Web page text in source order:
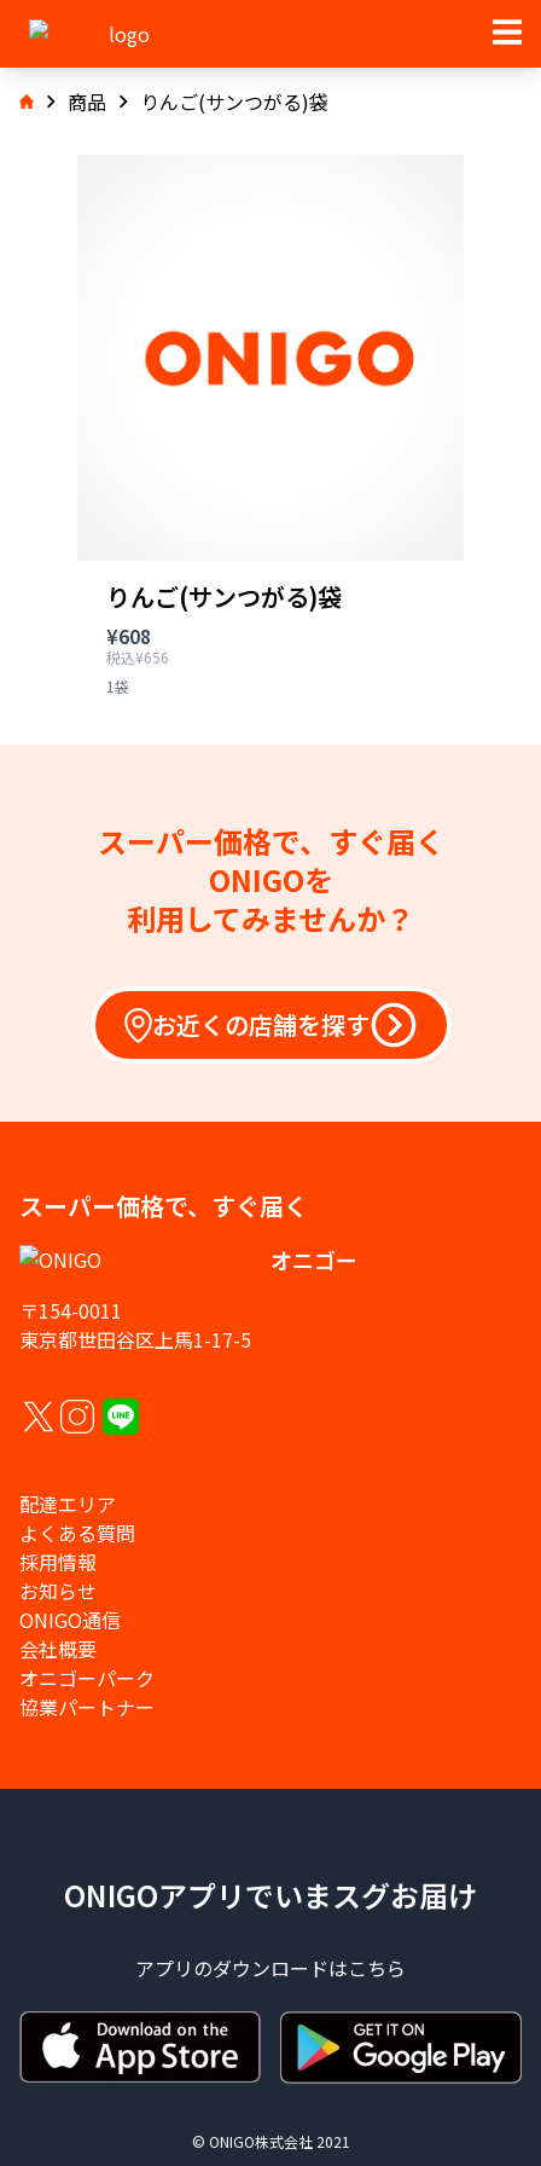
商品 りんご(サンつがる)袋
りんご(サンつがる)袋
¥608
税込¥656
1袋
スーパー価格で、すぐ届く
ONIGOを
利用してみませんか？
お近くの店舗を探す
スーパー価格で、すぐ届く
オニゴー
〒154-0011
東京都世田谷区上馬1-17-5
配達エリア
よくある質問
採用情報
お知らせ
ONIGO通信
会社概要
オニゴーパーク
協業パートナー
ONIGOアプリでいまスグお届け
アプリのダウンロードはこちら
© ONIGO株式会社 2021